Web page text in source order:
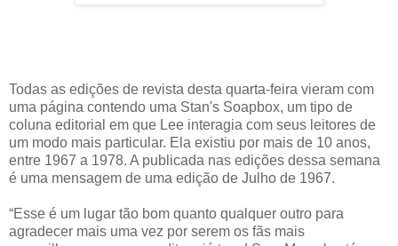
Todas as edições de revista desta quarta-feira vieram com
uma página contendo uma Stan's Soapbox, um tipo de
coluna editorial em que Lee interagia com seus leitores de
um modo mais particular. Ela existiu por mais de 10 anos,
entre 1967 a 1978. A publicada nas edições dessa semana
é uma mensagem de uma edição de Julho de 1967.
“Esse é um lugar tão bom quanto qualquer outro para
agradecer mais uma vez por serem os fãs mais